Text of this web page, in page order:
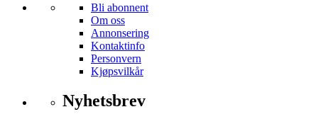
Bli abonnent
Om oss
Annonsering
Kontaktinfo
Personvern
Kjøpsvilkår
Nyhetsbrev